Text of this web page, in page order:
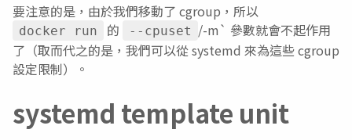
要注意的是，由於我們移動了 cgroup，所以
docker run 的 --cpuset /-m` 參數就會不起作用
了（取而代之的是，我們可以從 systemd 來為這些 cgroup
設定限制）。
systemd template unit